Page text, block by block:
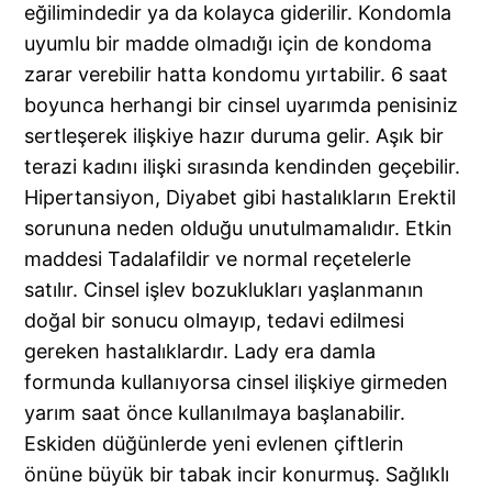
eğilimindedir ya da kolayca giderilir. Kondomla
uyumlu bir madde olmadığı için de kondoma
zarar verebilir hatta kondomu yırtabilir. 6 saat
boyunca herhangi bir cinsel uyarımda penisiniz
sertleşerek ilişkiye hazır duruma gelir. Aşık bir
terazi kadını ilişki sırasında kendinden geçebilir.
Hipertansiyon, Diyabet gibi hastalıkların Erektil
sorununa neden olduğu unutulmamalıdır. Etkin
maddesi Tadalafildir ve normal reçetelerle
satılır. Cinsel işlev bozuklukları yaşlanmanın
doğal bir sonucu olmayıp, tedavi edilmesi
gereken hastalıklardır. Lady era damla
formunda kullanıyorsa cinsel ilişkiye girmeden
yarım saat önce kullanılmaya başlanabilir.
Eskiden düğünlerde yeni evlenen çiftlerin
önüne büyük bir tabak incir konurmuş. Sağlıklı